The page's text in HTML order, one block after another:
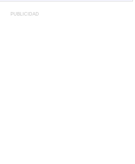
PUBLICIDAD